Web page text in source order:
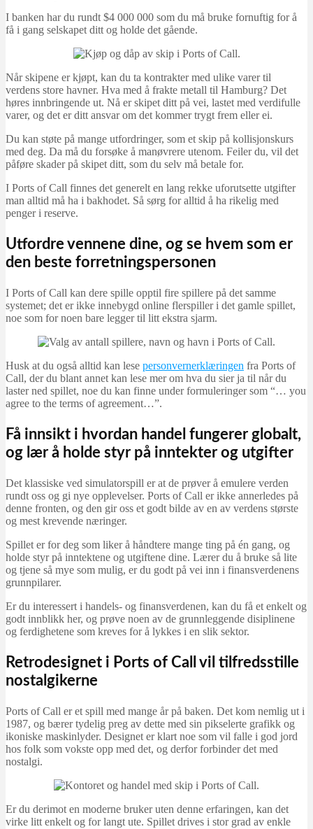
I banken har du rundt $4 000 000 som du må bruke fornuftig for å
få i gang selskapet ditt og holde det gående.
Når skipene er kjøpt, kan du ta kontrakter med ulike varer til
verdens store havner. Hva med å frakte metall til Hamburg? Det
høres innbringende ut. Nå er skipet ditt på vei, lastet med verdifulle
varer, og det er ditt ansvar om det kommer trygt frem eller ei.
Du kan støte på mange utfordringer, som et skip på kollisjonskurs
med deg. Da må du forsøke å manøvrere utenom. Feiler du, vil det
påføre skader på skipet ditt, som du selv må betale for.
I Ports of Call finnes det generelt en lang rekke uforutsette utgifter
man alltid må ha i bakhodet. Så sørg for alltid å ha rikelig med
penger i reserve.
Utfordre vennene dine, og se hvem som er
den beste forretningspersonen
I Ports of Call kan dere spille opptil fire spillere på det samme
systemet; det er ikke innebygd online flerspiller i det gamle spillet,
noe som for noen bare legger til litt ekstra sjarm.
Husk at du også alltid kan lese personvernerklæringen fra Ports of
Call, der du blant annet kan lese mer om hva du sier ja til når du
laster ned spillet, noe du kan finne under formuleringer som “… you
agree to the terms of agreement…”.
Få innsikt i hvordan handel fungerer globalt,
og lær å holde styr på inntekter og utgifter
Det klassiske ved simulatorspill er at de prøver å emulere verden
rundt oss og gi nye opplevelser. Ports of Call er ikke annerledes på
denne fronten, og den gir oss et godt bilde av en av verdens største
og mest krevende næringer.
Spillet er for deg som liker å håndtere mange ting på én gang, og
holde styr på inntektene og utgiftene dine. Lærer du å bruke så lite
og tjene så mye som mulig, er du godt på vei inn i finansverdenens
grunnpilarer.
Er du interessert i handels- og finansverdenen, kan du få et enkelt og
godt innblikk her, og prøve noen av de grunnleggende disiplinene
og ferdighetene som kreves for å lykkes i en slik sektor.
Retrodesignet i Ports of Call vil tilfredsstille
nostalgikerne
Ports of Call er et spill med mange år på baken. Det kom nemlig ut i
1987, og bærer tydelig preg av dette med sin pikselerte grafikk og
ikoniske maskinlyder. Designet er klart noe som vil falle i god jord
hos folk som vokste opp med det, og derfor forbinder det med
nostalgi.
Er du derimot en moderne bruker uten denne erfaringen, kan det
virke litt enkelt og for langt ute. Spillet drives i stor grad av enkle